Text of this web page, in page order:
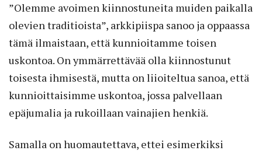
”Olemme avoimen kiinnostuneita muiden paikalla
olevien traditioista”, arkkipiispa sanoo ja oppaassa
tämä ilmaistaan, että kunnioitamme toisen
uskontoa. On ymmärrettävää olla kiinnostunut
toisesta ihmisestä, mutta on liioi­teltua sanoa, että
kunnioittaisimme uskontoa, jossa palvellaan
epäjumalia ja rukoillaan vainajien henkiä.
Samalla on huomautettava, ettei esimerkiksi